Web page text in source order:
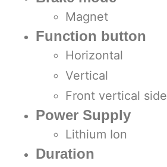
Magnet
Function button
Horizontal
Vertical
Front vertical side
Power Supply
Lithium Ion
Duration